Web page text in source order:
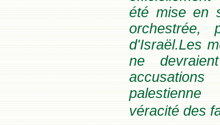
été mise en
orchestrée,
d'Israël.Les
ne
véracité des